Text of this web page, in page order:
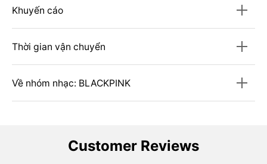
Khuyến cáo
Thời gian vận chuyển
Về nhóm nhạc: BLACKPINK
Customer Reviews